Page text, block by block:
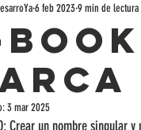
6 feb 20239 min de lectura
3 mar 2025
Crear un nombre singular